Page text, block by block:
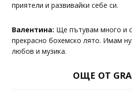
приятели и развивайки себе си.
Валентина: Ще пътувам много и
прекрасно бохемско лято. Имам
любов и музика.
ОЩЕ ОТ